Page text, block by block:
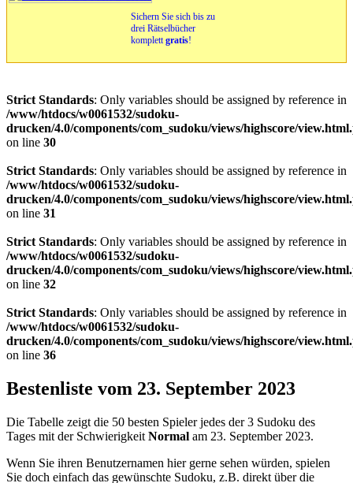
Sichern Sie sich bis zu
drei Rätselbücher
komplettgratis!
Strict Standards: Only variables should be assigned by reference in
/www/htdocs/w0061532/sudoku-
drucken/4.0/components/com_sudoku/views/highscore/
on line 30
Strict Standards: Only variables should be assigned by reference in
/www/htdocs/w0061532/sudoku-
drucken/4.0/components/com_sudoku/views/highscore/
on line 31
Strict Standards: Only variables should be assigned by reference in
/www/htdocs/w0061532/sudoku-
drucken/4.0/components/com_sudoku/views/highscore/
on line 32
Strict Standards: Only variables should be assigned by reference in
/www/htdocs/w0061532/sudoku-
drucken/4.0/components/com_sudoku/views/highscore/
on line 36
Bestenliste vom 23. September 2023
Die Tabelle zeigt die 50 besten Spieler jedes der 3 Sudoku des
Tages mit der Schwierigkeit Normal am 23. September 2023.
Wenn Sie ihren Benutzernamen hier gerne sehen würden, spielen
Sie doch einfach das gewünschte Sudoku, z.B. direkt über die